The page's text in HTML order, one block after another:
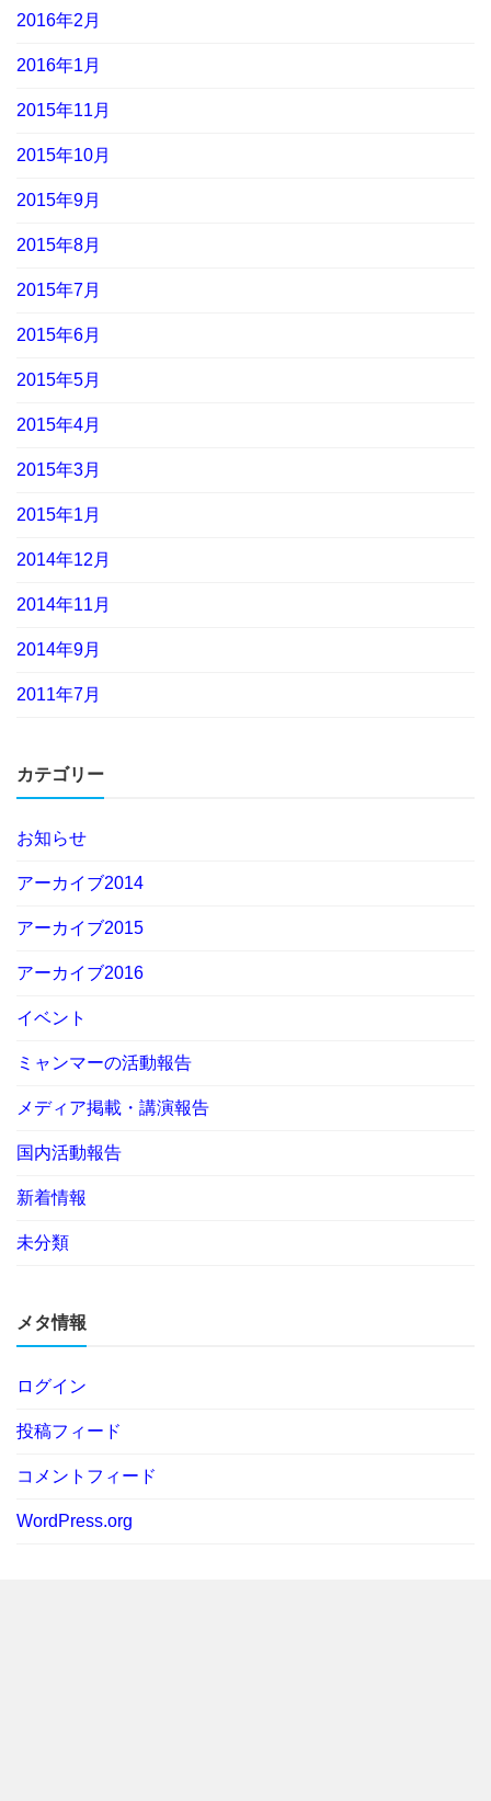
2016年2月
2016年1月
2015年11月
2015年10月
2015年9月
2015年8月
2015年7月
2015年6月
2015年5月
2015年4月
2015年3月
2015年1月
2014年12月
2014年11月
2014年9月
2011年7月
カテゴリー
お知らせ
アーカイブ2014
アーカイブ2015
アーカイブ2016
イベント
ミャンマーの活動報告
メディア掲載・講演報告
国内活動報告
新着情報
未分類
メタ情報
ログイン
投稿フィード
コメントフィード
WordPress.org